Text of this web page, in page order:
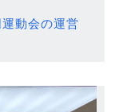
動会の運営